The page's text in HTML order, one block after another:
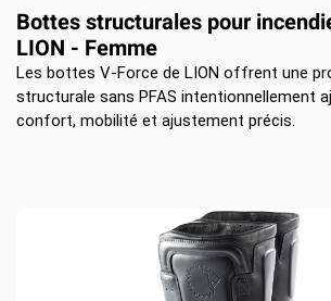
Bottes structurales pour
LION - Femme
Les bottes V-Force de LION offrent une
structurale sans PFAS intentionnellement
confort, mobilité et ajustement précis.